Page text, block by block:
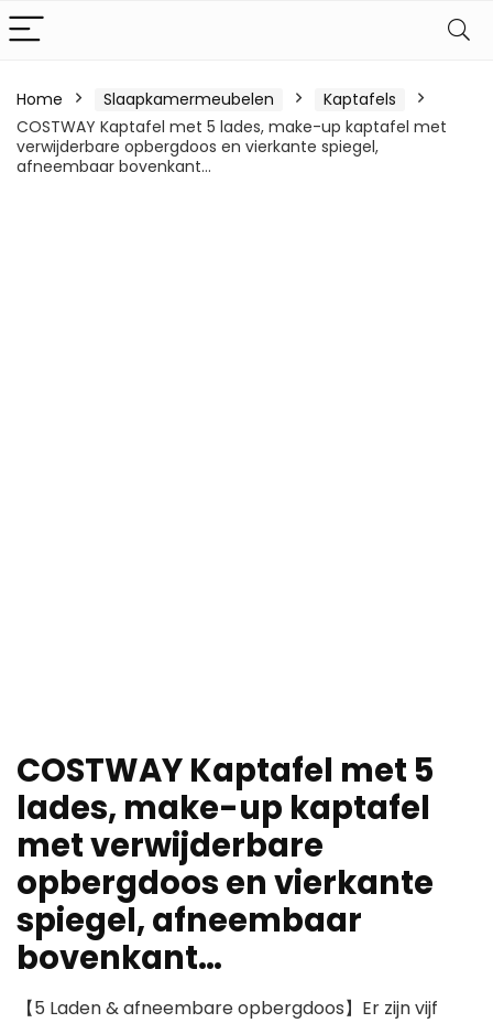
Home Slaapkamermeubelen
Kaptafels
COSTWAY Kaptafel met 5 lades, make-up kaptafel met
verwijderbare opbergdoos en vierkante spiegel,
afneembaar bovenkant…
COSTWAY Kaptafel met 5
lades, make-up kaptafel
met verwijderbare
opbergdoos en vierkante
spiegel, afneembaar
bovenkant…
【5 Laden & afneembare opbergdoos】Er zijn vijf